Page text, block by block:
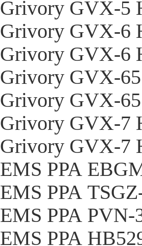
Grivory GVX-
Grivory GVX-6
Grivory GVX-6
Grivory GVX-
Grivory GVX-
Grivory GVX-7
Grivory GVX-7
EMS PPA
EMS PPA
EMS PPA
EMS PPA